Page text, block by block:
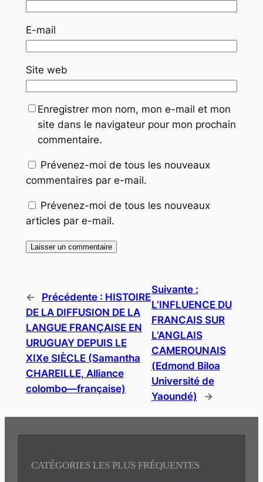
E-mail
Site web
Enregistrer mon nom, mon e-mail et mon
site dans le navigateur pour mon prochain
commentaire.
Prévenez-moi de tous les nouveaux
commentaires par e-mail.
Prévenez-moi de tous les nouveaux
articles par e-mail.
← Précédente : HISTOIRE
DE LA DIFFUSION DE LA
LANGUE FRANÇAISE EN
URUGUAY DEPUIS LE
XIXe SIÈCLE (Samantha
CHAREILLE, Alliance
colombo—française)
Suivante :
L’INFLUENCE DU
FRANCAIS SUR
L’ANGLAIS
CAMEROUNAIS
(Edmond Biloa
Université de
Yaoundé)
→
CATÉGORIES LES PLUS FRÉQUENTES